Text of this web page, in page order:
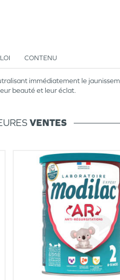
CONTENU
immédiatement le
beauté et leur éclat.
VENTES